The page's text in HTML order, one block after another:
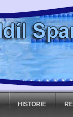
HISTORIE